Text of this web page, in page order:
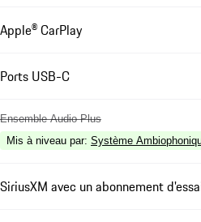
Apple® CarPlay
Ports USB-C
Ensemble Audio Plus
Mis à niveau par: Système
SiriusXM avec un abonnement